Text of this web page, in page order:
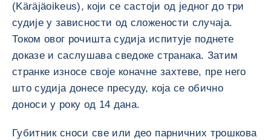
(Käräjäoikeus), који се састоји од једног до три
судије у зависности од сложености случаја.
Током овог рочишта судија испитује поднете
доказе и саслушава сведоке странака. Затим
странке износе своје коначне захтеве, пре него
што судија донесе пресуду, која се обично
доноси у року од 14 дана.
Губитник сноси све или део парничних трошкова